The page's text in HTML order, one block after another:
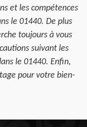
et les compétences
le 01440. De plus
toujours à vous
suivant les
le 01440. Enfin,
pour votre bien-